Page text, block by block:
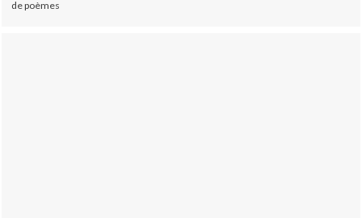
de poèmes